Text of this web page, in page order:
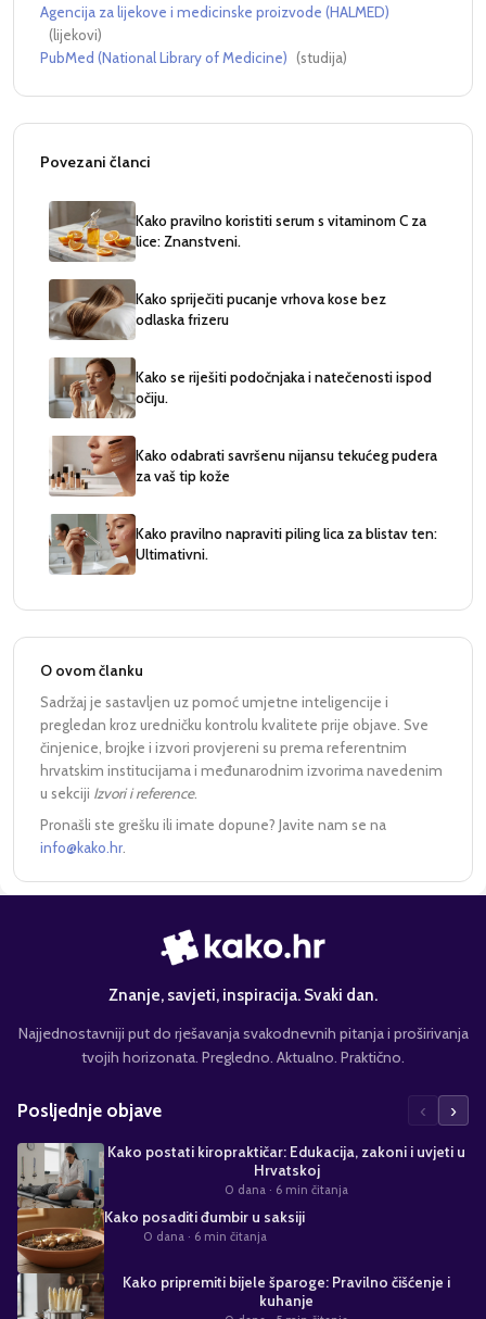
Agencija za lijekove i medicinske proizvode (HALMED)
(lijekovi)
PubMed (National Library of Medicine) (studija)
Povezani članci
Kako pravilno koristiti serum s vitaminom C za
lice: Znanstveni.
Kako spriječiti pucanje vrhova kose bez
odlaska frizeru
Kako se riješiti podočnjaka i natečenosti ispod
očiju.
Kako odabrati savršenu nijansu tekućeg pudera
za vaš tip kože
Kako pravilno napraviti piling lica za blistav ten:
Ultimativni.
O ovom članku
Sadržaj je sastavljen uz pomoć umjetne inteligencije i
pregledan kroz uredničku kontrolu kvalitete prije objave. Sve
činjenice, brojke i izvori provjereni su prema referentnim
hrvatskim institucijama i međunarodnim izvorima navedenim
u sekciji Izvori i reference.
Pronašli ste grešku ili imate dopune? Javite nam se na
info@kako.hr
Znanje, savjeti, inspiracija. Svaki dan.
Najjednostavniji put do rješavanja svakodnevnih pitanja i proširivanja
tvojih horizonata. Pregledno. Aktualno. Praktično.
Posljednje objave ‹ ›
Kako postati kiropraktičar: Edukacija, zakoni i uvjeti u
Hrvatskoj
0 dana · 6 min čitanja
Kako posaditi đumbir u saksiji
0 dana· 6 min čitanja
Kako pripremiti bijele šparoge: Pravilno čišćenje i
kuhanje